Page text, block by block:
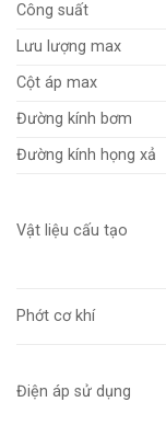
Công suất
Lưu lượng max
Cột áp max
Đường kính bơm
Đường kính họng xả
Vật liệu cấu tạo
Phớt cơ khí
Điện áp sử dụng